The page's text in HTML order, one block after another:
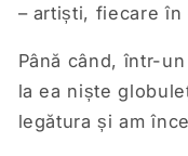
– artiști, fiecare
Până când, într-
la ea niște
legătura și am